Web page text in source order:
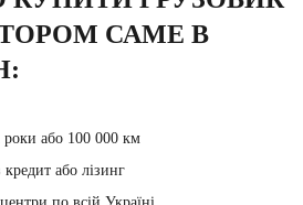
САМЕ В
або 100 000 км
або лізинг